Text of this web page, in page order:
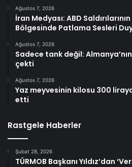
Ağustos 7, 2026
İran Medyası: ABD
Bölgesinde Patlama Sesleri
Ağustos 7, 2026
Sadece tank değil:
çekti
Ağustos 7, 2026
Yaz meyvesinin kilosu 300
etti
Rastgele Haberler
Şubat 28, 2026
TÜRMOB Başkanı Yıldız’dan